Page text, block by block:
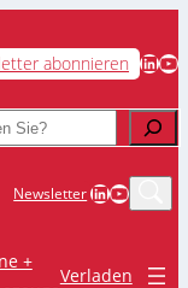
abonnieren LinkedIn YouTube
NewsletterLinkedIn
+
Verladen